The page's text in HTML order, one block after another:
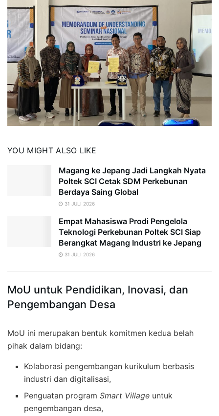
YOU MIGHT ALSO LIKE
Magang ke Jepang Jadi Langkah Nyata
Poltek SCI Cetak SDM Perkebunan
Berdaya Saing Global
31 JULI 2026
Empat Mahasiswa Prodi Pengelola
Teknologi Perkebunan Poltek SCI Siap
Berangkat Magang Industri ke Jepang
31 JULI 2026
MoU untuk Pendidikan, Inovasi, dan
Pengembangan Desa
MoU ini merupakan bentuk komitmen kedua belah
pihak dalam bidang:
Kolaborasi pengembangan kurikulum berbasis
industri dan digitalisasi,
Penguatan programSmart Village untuk
pengembangan desa,